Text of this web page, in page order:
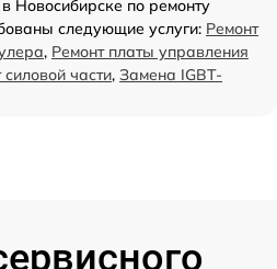
Новосибирске по ремонту
следующие услуги: Ремонт
, Ремонт платы управления
силовой части, Замена IGBT-